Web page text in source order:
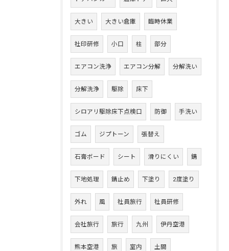
大きい 大きい倉庫 臨時休業
社印研修 小口 柱 部分
エアコン洗浄 エアコン分解 分解洗い
分解洗浄 駆除 床下
シロアリ駆除床下点検口 防御 手洗い
ゴム ジプトーン 張替え
石膏ボード シート 滑りにくい 錆
下地処理 錆止め 下塗り 2度塗り
外れ 風 社員旅行 社員研修
会社旅行 旅行 九州 伊丹空港
熊本空港 旅 室内 土間